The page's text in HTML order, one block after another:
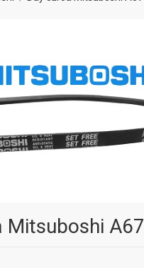
Mitsuboshi A67